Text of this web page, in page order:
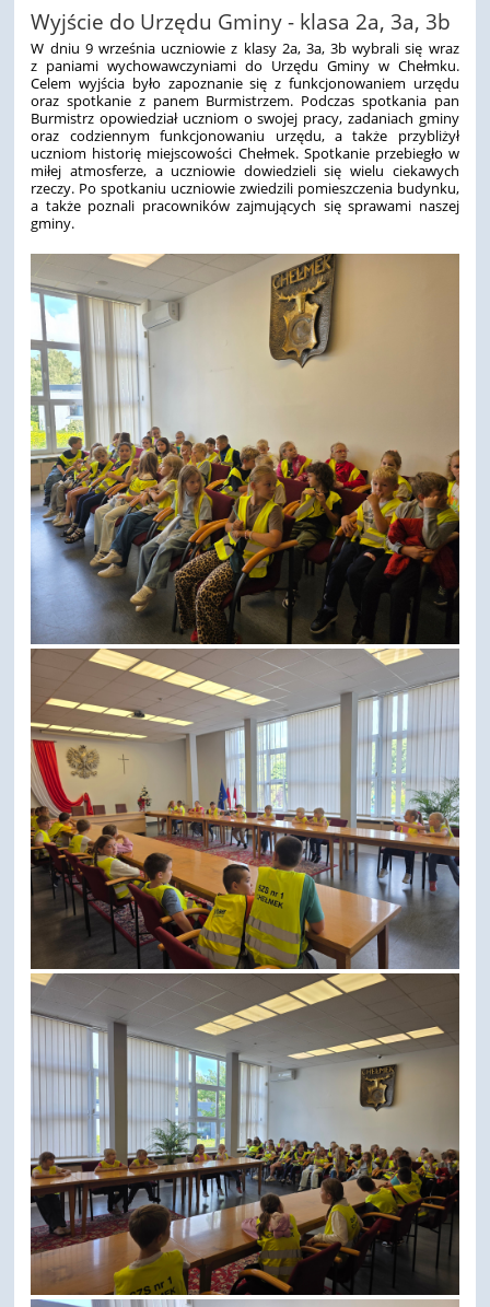
Wyjście do Urzędu Gminy - klasa 2a, 3a, 3b
W dniu 9 września uczniowie z klasy 2a, 3a, 3b wybrali się wraz
z paniami wychowawczyniami do Urzędu Gminy w Chełmku.
Celem wyjścia było zapoznanie się z funkcjonowaniem urzędu
oraz spotkanie z panem Burmistrzem. Podczas spotkania pan
Burmistrz opowiedział uczniom o swojej pracy, zadaniach gminy
oraz codziennym funkcjonowaniu urzędu, a także przybliżył
uczniom historię miejscowości Chełmek. Spotkanie przebiegło w
miłej atmosferze, a uczniowie dowiedzieli się wielu ciekawych
rzeczy. Po spotkaniu uczniowie zwiedzili pomieszczenia budynku,
a także poznali pracowników zajmujących się sprawami naszej
gminy.